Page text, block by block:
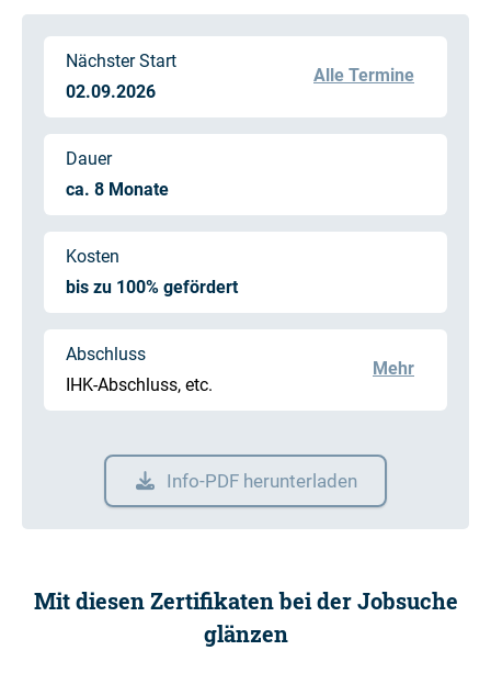
Nächster Start
02.09.2026
Alle Termine
Dauer
ca. 8 Monate
Kosten
bis zu 100% gefördert
Abschluss
IHK-Abschluss, etc.
Mehr
Info-PDF herunterladen
Mit diesen Zertifikaten bei der Jobsuche
glänzen